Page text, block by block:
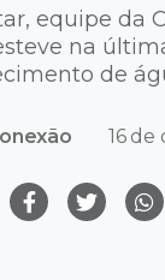
equipe da
na
de
16